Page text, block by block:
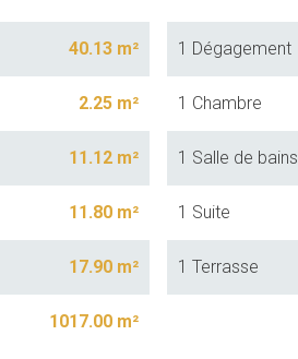
40.13 m² 1 Dégagement
2.25 m² 1 Chambre
11.12 m² 1 Salle de bains
11.80 m² 1 Suite
17.90 m² 1 Terrasse
1017.00 m²